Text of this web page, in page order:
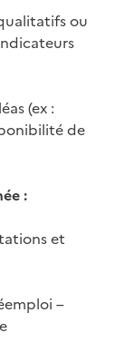
ou
(ex :
de
:
et
–